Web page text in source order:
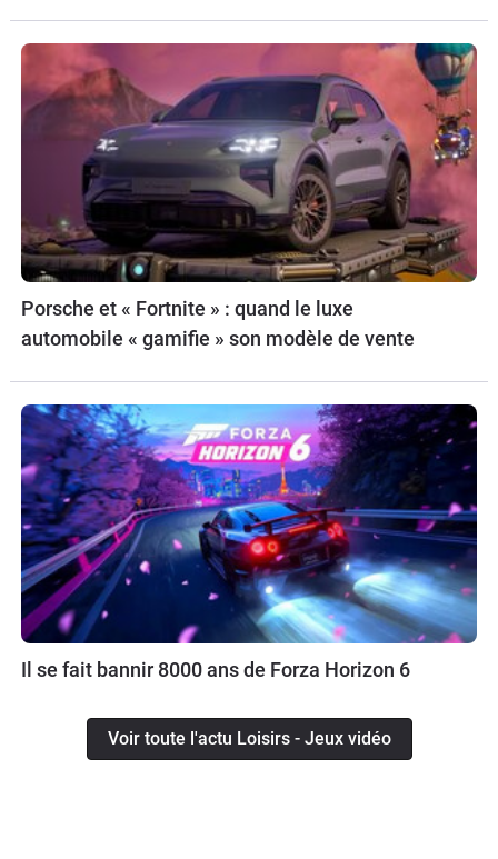
Porsche et « Fortnite » : quand le luxe
automobile « gamifie » son modèle de vente
Il se fait bannir 8000 ans de Forza Horizon 6
Voir toute l'actu Loisirs - Jeux vidéo